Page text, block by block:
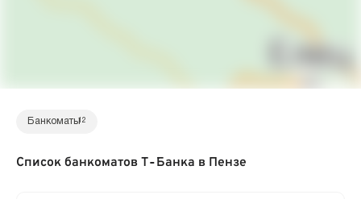
Банкоматы12
Список банкоматов Т‑Банка в Пензе